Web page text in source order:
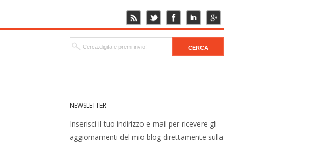
NEWSLETTER
Inserisci il tuo indirizzo e-mail per ricevere gli
aggiornamenti del mio blog direttamente sulla